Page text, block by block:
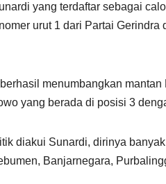
yang terdaftar sebagai
urut 1 dari Partai
menumbangkan
yang berada di posisi 3
diakui Sunardi, dirinya
Banjarnegara,